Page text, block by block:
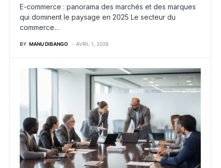
E-commerce : panorama des marchés et des marques
qui dominent le paysage en 2025 Le secteur du
commerce…
BY MANU DIBANGO AVRIL 1, 2026